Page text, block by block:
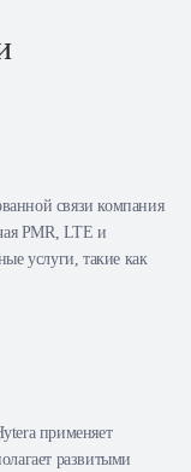
связи компания
PMR, LTE и
услуги, такие как
применяет
развитыми